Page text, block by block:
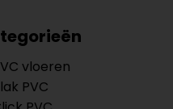
vloeren
PVC